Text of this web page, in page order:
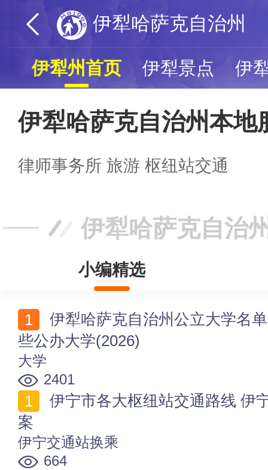
伊犁哈萨克自治州
伊犁州首页 伊犁景点 伊
伊犁哈萨克自治州本地
律师事务所 旅游 枢纽站交通
伊犁哈萨克自治
小编精选
些公办大学(2026)
大学
2401
案
伊宁交通站换乘
664